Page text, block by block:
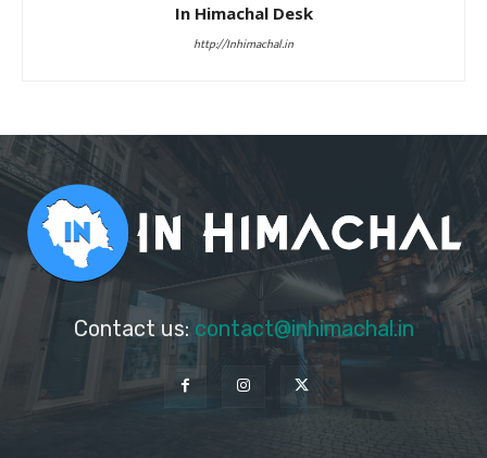
In Himachal Desk
http://Inhimachal.in
Contact us:contact@inhimachal.in